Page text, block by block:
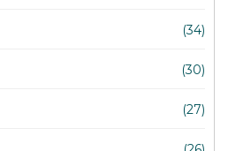
(34)
(30)
(27)